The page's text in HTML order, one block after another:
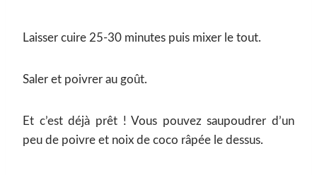
Laisser cuire 25-30 minutes puis mixer le tout.
Saler et poivrer au goût.
Et c’est déjà prêt ! Vous pouvez saupoudrer d’un
peu de poivre et noix de coco râpée le dessus.